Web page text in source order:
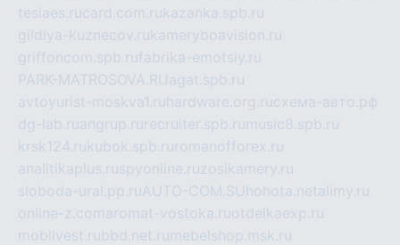
tesiaes.rucard.com.rukazanka.spb.ru
gildiya-kuznecov.rukameryboavision.ru
griffoncom.spb.rufabrika-emotsiy.ru
PARK-MATROSOVA.RUagat.spb.ru
avtoyurist-moskva1.ru hardware.org.ruсхема-авто.рф
dg-lab.ruangrup.ru recruiter.spb.ru music8.spb.ru
krsk124.rukubok.spb.ru romanofforex.ru
analitikaplus.ruspyonline.ruzosikamery.ru
sloboda-ural.pp.ruAUTO-COM.SU hohota.net alimy.ru
online-z.comaromat-vostoka.ruotdelkaexp.ru
mobilvest.rubbd.net.ru mebelshop.msk.ru